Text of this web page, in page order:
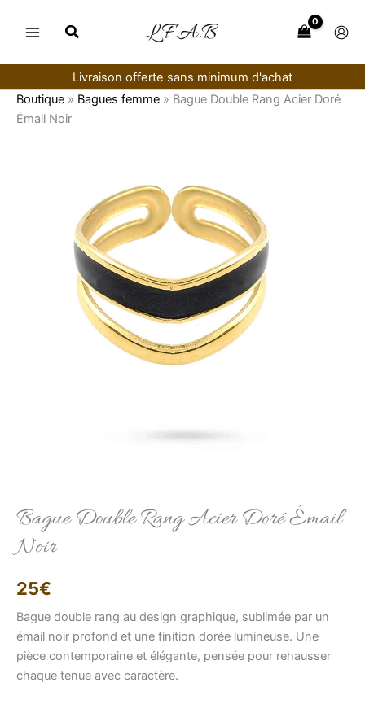
Livraison offerte sans minimum d'achat
Boutique » Bagues femme » Bague Double Rang Acier Doré
Émail Noir
Bague Double Rang Acier Doré Émail
Noir
25€
Bague double rang au design graphique, sublimée par un
émail noir profond et une finition dorée lumineuse. Une
pièce contemporaine et élégante, pensée pour rehausser
chaque tenue avec caractère.
Bonjour, je suis Élise, votre conseillère virtuelle.